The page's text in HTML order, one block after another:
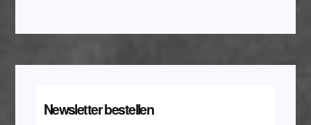
Newsletter bestellen